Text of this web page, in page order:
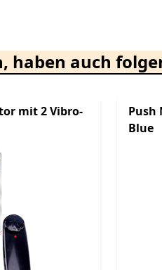
haben auch
mit 2 Vibro-
Push
Blue